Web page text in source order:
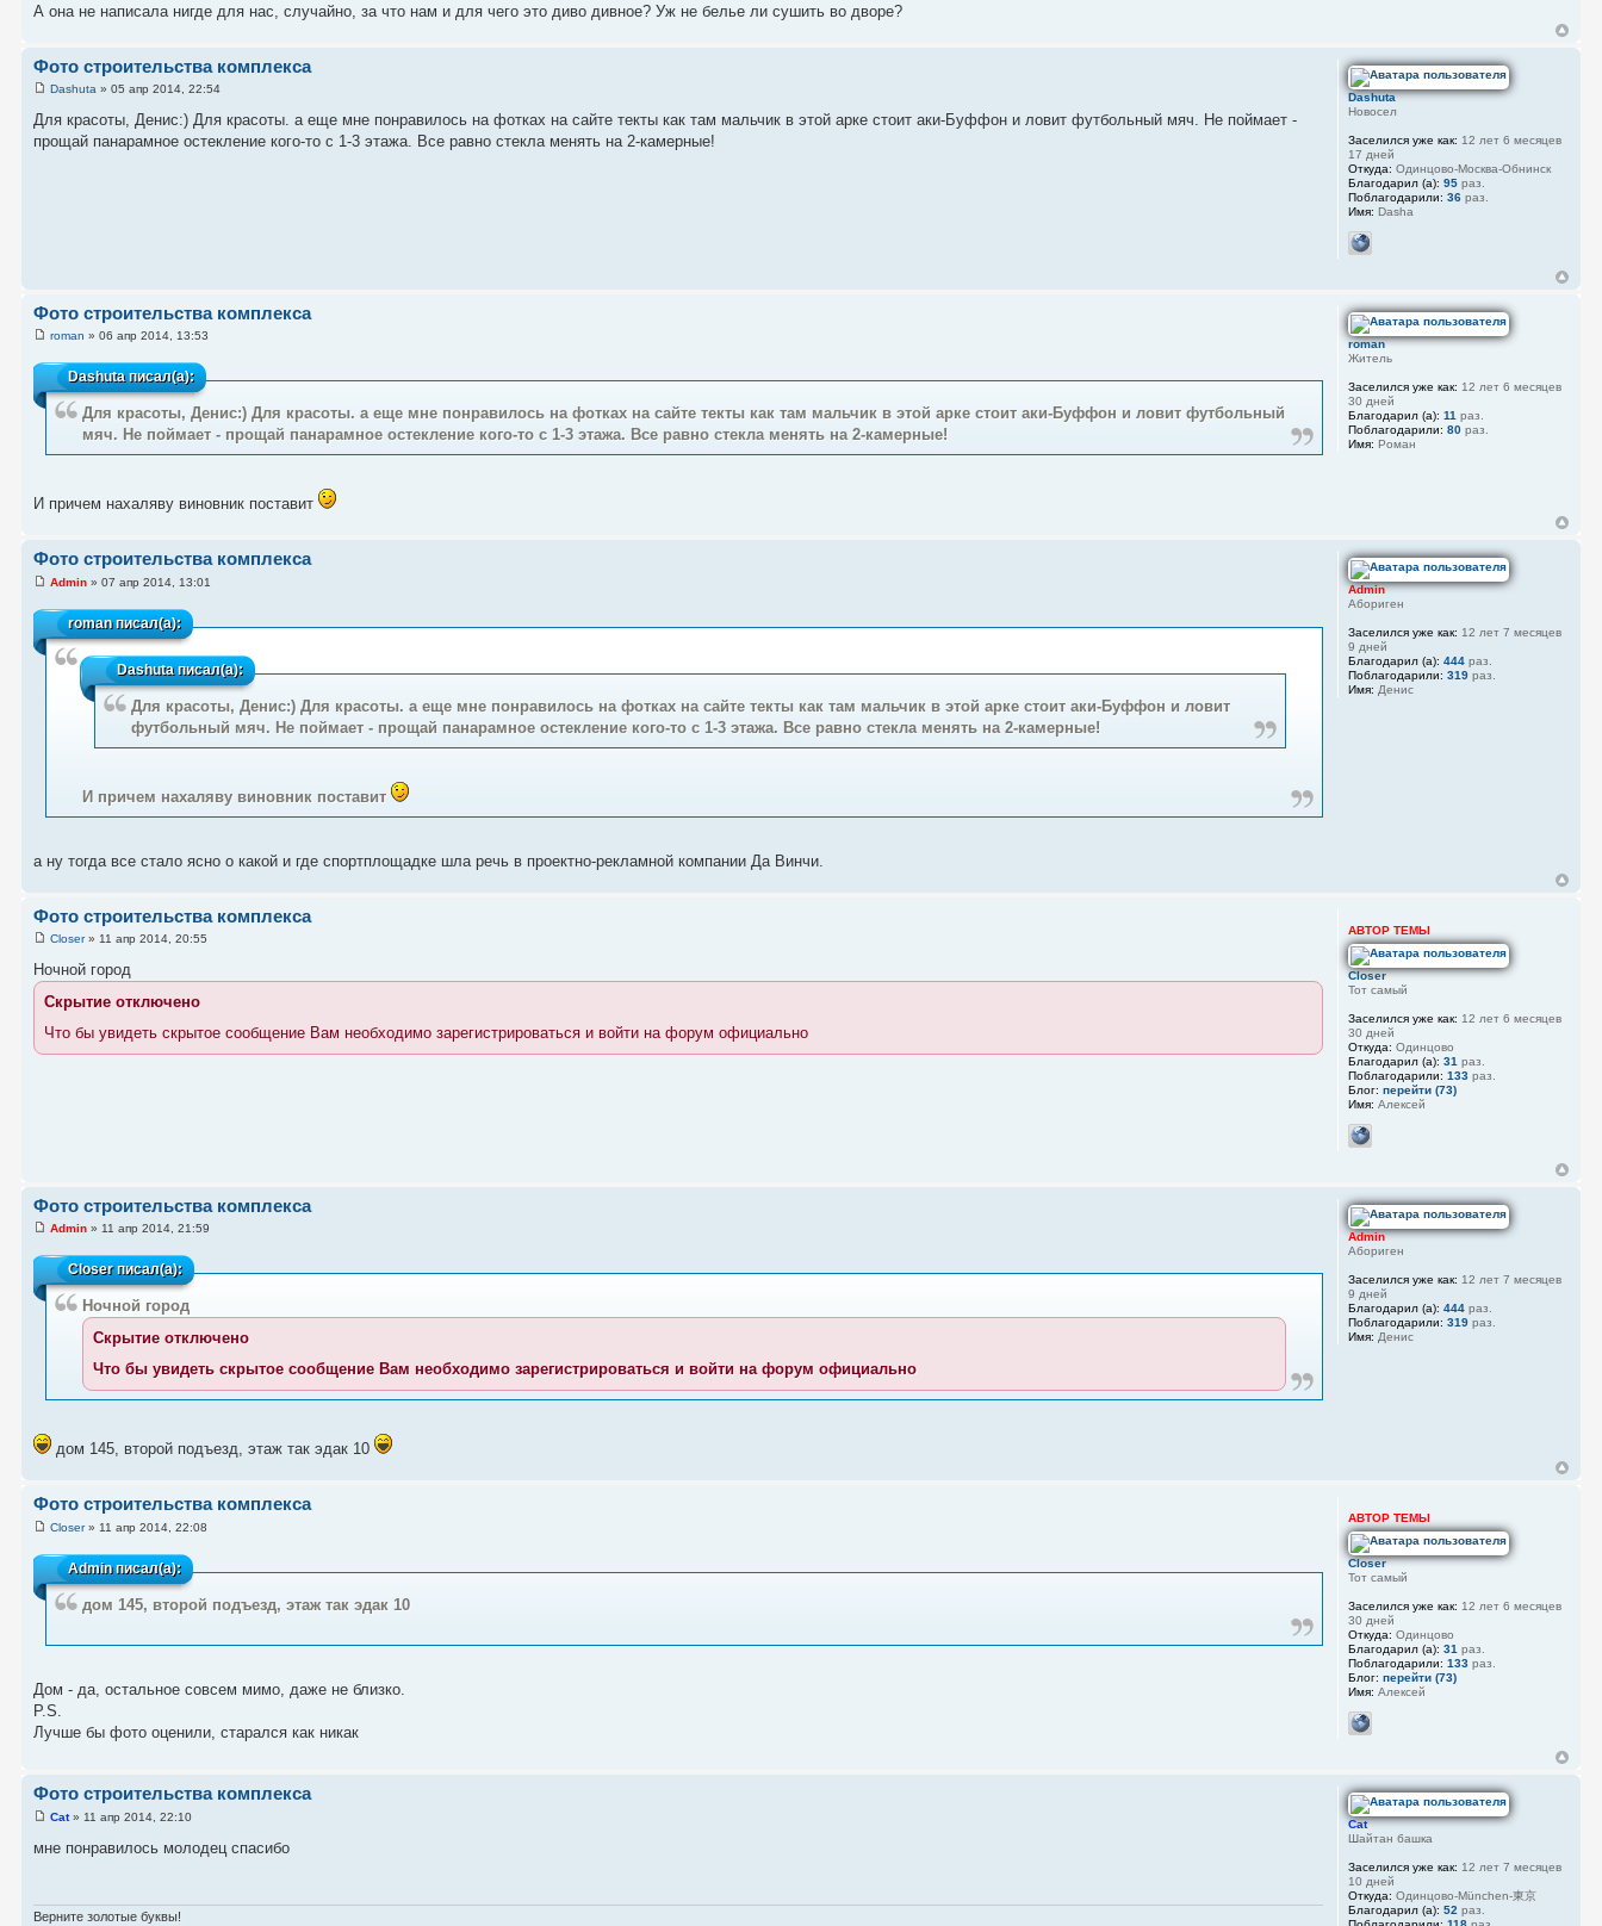
А она не написала нигде для нас, случайно, за что нам и для чего это диво дивное? Уж не белье ли сушить во дворе?
Фото строительства комплекса
Dashuta » 05 апр 2014, 22:54
Для красоты, Денис:) Для красоты. а еще мне понравилось на фотках на сайте текты как там мальчик в этой арке стоит аки-Буффон и ловит футбольный мяч. Не поймает -
прощай панарамное остекление кого-то с 1-3 этажа. Все равно стекла менять на 2-камерные!
Dashuta
Новосел
Заселился уже как: 12 лет 6 месяцев
17 дней
Откуда: Одинцово-Москва-Обнинск
Благодарил (а): 95раз.
Поблагодарили: 36раз.
Имя: Dasha
Фото строительства комплекса
roman » 06 апр 2014, 13:53
Dashutaписал(а):
Для красоты, Денис:) Для красоты. а еще мне понравилось на фотках на сайте текты как там мальчик в этой арке стоит аки-Буффон и ловит футбольный
мяч. Не поймает - прощай панарамное остекление кого-то с 1-3 этажа. Все равно стекла менять на 2-камерные!
И причем нахаляву виновник поставит
roman
Житель
Заселился уже как: 12 лет 6 месяцев
30 дней
Благодарил (а): 11 раз.
Поблагодарили: 80раз.
Имя: Роман
Фото строительства комплекса
Admin » 07 апр 2014, 13:01
romanписал(а):
Dashutaписал(а):
Для красоты, Денис:) Для красоты. а еще мне понравилось на фотках на сайте текты как там мальчик в этой арке стоит аки-Буффон и ловит
футбольный мяч. Не поймает - прощай панарамное остекление кого-то с 1-3 этажа. Все равно стекла менять на 2-камерные!
И причем нахаляву виновник поставит
а ну тогда все стало ясно о какой и где спортплощадке шла речь в проектно-рекламной компании Да Винчи.
Admin
Абориген
Заселился уже как: 12 лет 7 месяцев
9 дней
Благодарил (а): 444раз.
Поблагодарили: 319раз.
Имя: Денис
Фото строительства комплекса
Closer» 11 апр 2014, 20:55
Ночной город
Скрытие отключено
Что бы увидеть скрытое сообщение Вам необходимо зарегистрироваться и войти на форум официально
АВТОР ТЕМЫ
Closer
Тот самый
Заселился уже как: 12 лет 6 месяцев
30 дней
Откуда: Одинцово
Благодарил (а): 31 раз.
Поблагодарили: 133раз.
Блог: перейти (73)
Имя: Алексей
Фото строительства комплекса
Admin » 11 апр 2014, 21:59
Closerписал(а):
Ночной город
Скрытие отключено
Что бы увидеть скрытое сообщение Вам необходимо зарегистрироваться и войти на форум официально
дом 145, второй подъезд, этаж так эдак 10
Admin
Абориген
Заселился уже как: 12 лет 7 месяцев
9 дней
Благодарил (а): 444раз.
Поблагодарили: 319раз.
Имя: Денис
Фото строительства комплекса
Closer» 11 апр 2014, 22:08
Adminписал(а):
дом 145, второй подъезд, этаж так эдак 10
Дом - да, остальное совсем мимо, даже не близко.
P.S.
Лучше бы фото оценили, старался как никак
АВТОР ТЕМЫ
Closer
Тот самый
Заселился уже как: 12 лет 6 месяцев
30 дней
Откуда: Одинцово
Благодарил (а): 31 раз.
Поблагодарили: 133раз.
Блог: перейти (73)
Имя: Алексей
Фото строительства комплекса
Cat» 11 апр 2014, 22:10
мне понравилось молодец спасибо
Верните золотые буквы!
Cat
Шайтан башка
Заселился уже как: 12 лет 7 месяцев
10 дней
Откуда: Одинцово-München-東京
Благодарил (а): 52 раз.